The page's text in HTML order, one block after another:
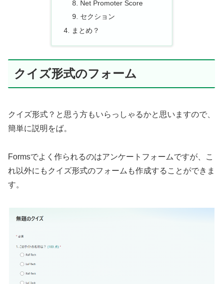
Net Promoter Score
セクション
まとめ？
クイズ形式のフォーム
クイズ形式？と思う方もいらっしゃるかと思いますので、
簡単に説明をば。
Formsでよく作られるのはアンケートフォームですが、こ
れ以外にもクイズ形式のフォームも作成することができま
す。